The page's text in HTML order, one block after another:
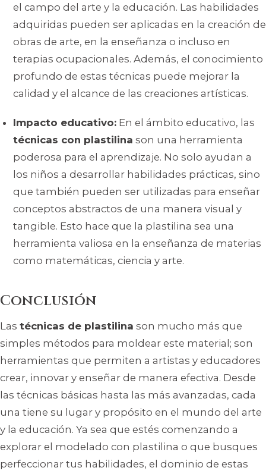
el campo del arte y la educación. Las habilidades
adquiridas pueden ser aplicadas en la creación de
obras de arte, en la enseñanza o incluso en
terapias ocupacionales. Además, el conocimiento
profundo de estas técnicas puede mejorar la
calidad y el alcance de las creaciones artísticas.
Impacto educativo:En el ámbito educativo, las
técnicas con plastilina son una herramienta
poderosa para el aprendizaje. No solo ayudan a
los niños a desarrollar habilidades prácticas, sino
que también pueden ser utilizadas para enseñar
conceptos abstractos de una manera visual y
tangible. Esto hace que la plastilina sea una
herramienta valiosa en la enseñanza de materias
como matemáticas, ciencia y arte.
Conclusión
Las técnicas de plastilina son mucho más que
simples métodos para moldear este material; son
herramientas que permiten a artistas y educadores
crear, innovar y enseñar de manera efectiva. Desde
las técnicas básicas hasta las más avanzadas, cada
una tiene su lugar y propósito en el mundo del arte
y la educación. Ya sea que estés comenzando a
explorar el modelado con plastilina o que busques
perfeccionar tus habilidades, el dominio de estas